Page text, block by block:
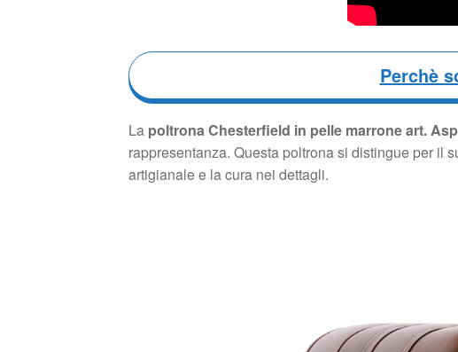
Perchè
La poltrona Chesterfield in pelle marrone art.
rappresentanza. Questa poltrona si distingue per il
artigianale e la cura nei dettagli.